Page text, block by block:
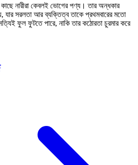
কাছে নারীরা কেবলই ভোগের পণ্য। তার অন্ধকার
যার সরলতা আর ব্যক্তিত্ব তাকে প্রথমবারের মতো
ফুল ফুটতে পারে, নাকি তার কঠোরতা চুরমার করে